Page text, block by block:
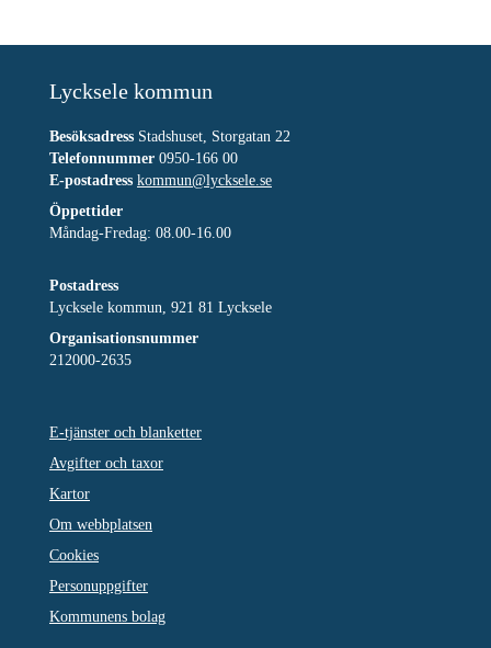
Lycksele kommun
Besöksadress Stadshuset, Storgatan 22
Telefonnummer 0950-166 00
E-postadress kommun@lycksele.se
Öppettider
Måndag-Fredag: 08.00-16.00
Postadress
Lycksele kommun, 921 81 Lycksele
Organisationsnummer
212000-2635
E-tjänster och blanketter
Avgifter och taxor
Kartor
Om webbplatsen
Cookies
Personuppgifter
Kommunens bolag